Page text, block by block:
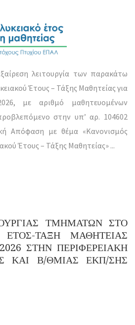
λειτουργία των παρακάτω
Έτους – Τάξης Μαθητείας για
με αριθμό μαθητευομένων
στην υπ’ αρ. 104602
Απόφαση με θέμα «Κανονισμός
Έτους – Τάξης Μαθητείας» ...
ΤΜΗΜΑΤΩΝ ΣΤΟ
ΕΤΟΣ-ΤΑΞΗ ΜΑΘΗΤΕΙΑΣ
ΣΤΗΝ ΠΕΡΙΦΕΡΕΙΑΚΗ
ΚΑΙ Β/ΘΜΙΑΣ ΕΚΠ/ΣΗΣ